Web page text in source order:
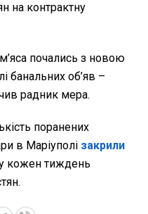
на контрактну
почались з новою
банальних об’яв –
радник мера.
поранених
в Маріуполі закрили
кожен тиждень